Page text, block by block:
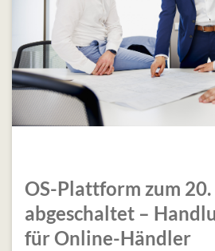
OS-Plattform zum
abgeschaltet –
für Online-Händler